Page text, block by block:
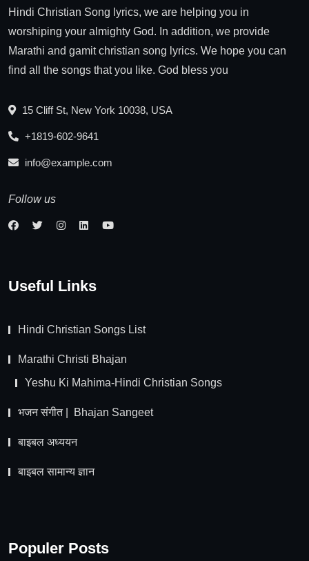
Hindi Christian Song lyrics, we are helping you in
worshiping your almighty God. In addition, we provide
Marathi and gamit christian song lyrics. We hope you can
find all the songs that you like. God bless you
15 Cliff St, New York 10038, USA
+1819-602-9641
info@example.com
Follow us
Useful Links
Hindi Christian Songs List
Marathi Christi Bhajan
Yeshu Ki Mahima-Hindi Christian Songs
भजन संगीत | Bhajan Sangeet
बाइबल अध्ययन
बाइबल सामान्य ज्ञान
Populer Posts